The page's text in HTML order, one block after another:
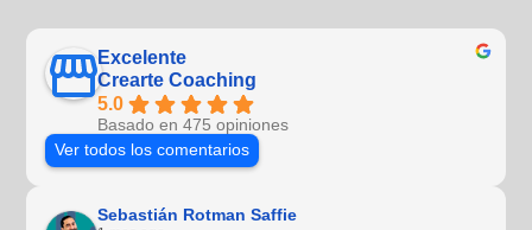
Excelente
Crearte Coaching
5.0
Basado en 475 opiniones
Ver todos los comentarios
Sebastián Rotman Saffie